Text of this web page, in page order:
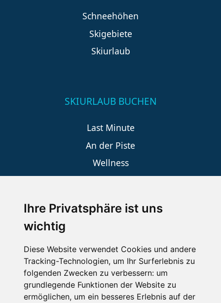
Ihre Privatsphäre ist uns
wichtig
Diese Website verwendet Cookies und andere
Tracking-Technologien, um Ihr Surferlebnis zu
folgenden Zwecken zu verbessern: um
grundlegende Funktionen der Website zu
ermöglichen, um ein besseres Erlebnis auf der
Schneehöhen
Skigebiete
Skiurlaub
SKIURLAUB BUCHEN
Last Minute
An der Piste
Wellness
SCHNEEHÖHEN SKI APP
Die Schneehoehen Ski APP für iOS und Android - Ein
Muss für alle Wintersportler und Schneefreaks!